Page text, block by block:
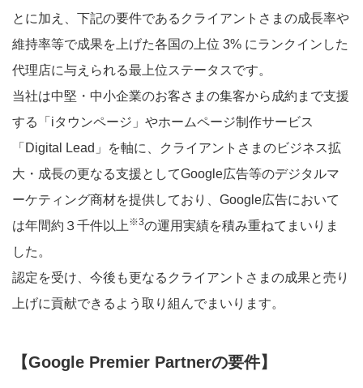
とに加え、下記の要件であるクライアントさまの成長率や
維持率等で成果を上げた各国の上位 3% にランクインした
代理店に与えられる最上位ステータスです。
当社は中堅・中小企業のお客さまの集客から成約まで支援
する「iタウンページ」やホームページ制作サービス
「Digital Lead」を軸に、クライアントさまのビジネス拡
大・成長の更なる支援としてGoogle広告等のデジタルマ
ーケティング商材を提供しており、Google広告において
は年間約３千件以上 ※3の運用実績を積み重ねてまいりま
した。
認定を受け、今後も更なるクライアントさまの成果と売り
上げに貢献できるよう取り組んでまいります。
【Google Premier Partnerの要件】